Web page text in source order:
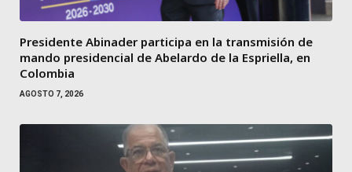
Presidente Abinader participa en la transmisión de
mando presidencial de Abelardo de la Espriella, en
Colombia
AGOSTO 7, 2026